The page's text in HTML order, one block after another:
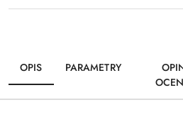
OPIS PARAMETRY